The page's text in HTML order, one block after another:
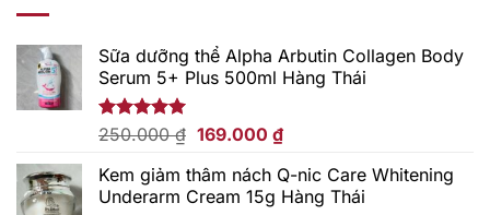
Sữa dưỡng thể Alpha Arbutin Collagen Body
Serum 5+ Plus 500ml Hàng Thái
Được xếp
5 sao
250.000₫ Giá
là:
250.000 ₫.
169.000 ₫Giá
tại
là:
Kem giảm thâm nách Q-nic Care Whitening
Underarm Cream 15g Hàng Thái